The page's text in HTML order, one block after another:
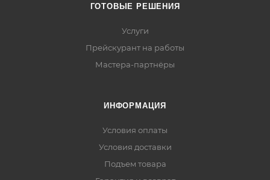
ГОТОВЫЕ РЕШЕНИЯ
Услуги
Прейскурант на работы
Мастера-партнёры
ИНФОРМАЦИЯ
Условия оплаты
Условия доставки
Подъем товара